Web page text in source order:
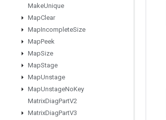
MakeUnique
MapClear
MapIncompleteSize
MapPeek
MapSize
MapStage
MapUnstage
MapUnstageNoKey
MatrixDiagPartV2
MatrixDiagPartV3